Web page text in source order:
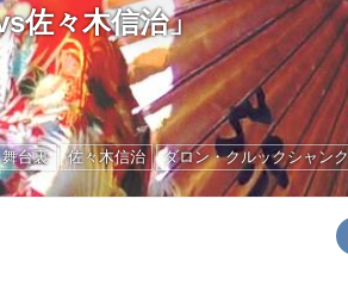
佐々木信治」
舞台裏 佐々木信治 ダロン・クルックシャンク